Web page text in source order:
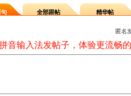
全部跟帖 精华帖
匿名
音输入法发帖子，体验更流畅